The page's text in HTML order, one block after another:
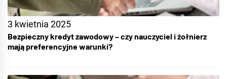
3 kwietnia 2025
Bezpieczny kredyt zawodowy – czy nauczyciel i żołnierz
mają preferencyjne warunki?